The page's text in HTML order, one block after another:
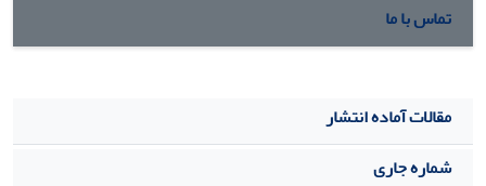
تماس با ما
مقالات آماده انتشار
شماره جاری